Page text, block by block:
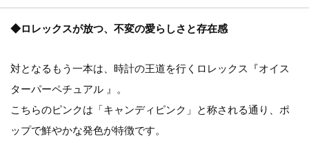
◆ロレックスが放つ、不変の愛らしさと存在感
対となるもう一本は、時計の王道を行くロレックス『オイス
ターパーペチュアル 』。
こちらのピンクは「キャンディピンク」と称される通り、ポ
ップで鮮やかな発色が特徴です。